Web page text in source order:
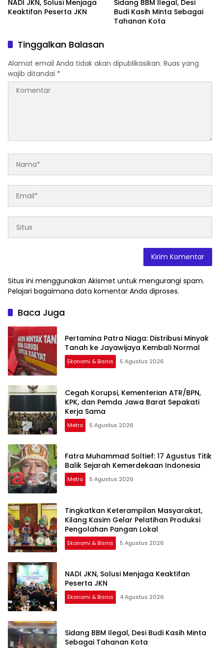
NADI JKN, Solusi Menjaga
Keaktifan Peserta JKN
Sidang BBM Ilegal, Desi
Budi Kasih Minta Sebagai
Tahanan Kota
Tinggalkan Balasan
Alamat email Anda tidak akan dipublikasikan. Ruas yang
wajib ditandai *
Situs ini menggunakan Akismet untuk mengurangi spam.
Pelajari bagaimana data komentar Anda diproses.
Baca Juga
Pertamina Patra Niaga: Distribusi Minyak
Tanah ke Jayawijaya Kembali Normal
Ekonomi & Bisnis 5 Agustus 2026
Cegah Korupsi, Kementerian ATR/BPN,
KPK, dan Pemda Jawa Barat Sepakati
Kerja Sama
Metro 5 Agustus 2026
Fatra Muhammad Soltief: 17 Agustus Titik
Balik Sejarah Kemerdekaan Indonesia
Metro 5 Agustus 2026
Tingkatkan Keterampilan Masyarakat,
Kilang Kasim Gelar Pelatihan Produksi
Pengolahan Pangan Lokal
Ekonomi & Bisnis 5 Agustus 2026
NADI JKN, Solusi Menjaga Keaktifan
Peserta JKN
Ekonomi & Bisnis 4 Agustus 2026
Sidang BBM Ilegal, Desi Budi Kasih Minta
Sebagai Tahanan Kota